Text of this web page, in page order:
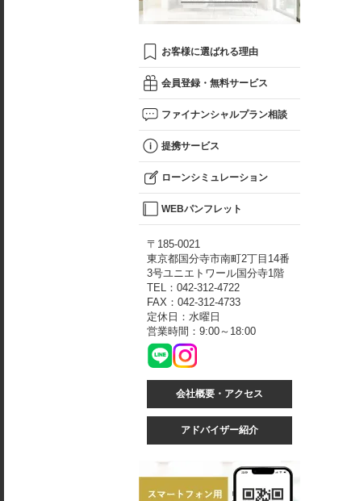
お客様に選ばれる理由
会員登録・無料サービス
ファイナンシャルプラン相談
提携サービス
ローンシミュレーション
WEBパンフレット
〒185-0021
東京都国分寺市南町2丁目14番
3号ユニエトワール国分寺1階
TEL：042-312-4722
FAX：042-312-4733
定休日：水曜日
営業時間：9:00～18:00
会社概要・アクセス
アドバイザー紹介